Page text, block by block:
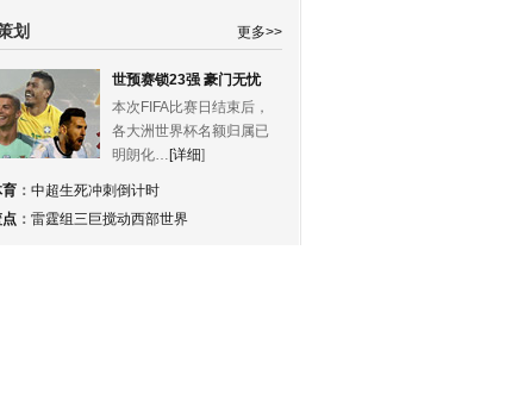
划 更多>>
世预赛锁23强 豪门无忧
本次FIFA比赛日结束后，
各大洲世界杯名额归属已
明朗化… [详细]
： 中超生死冲刺倒计时
： 雷霆组三巨搅动西部世界